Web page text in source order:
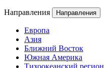
Направления Направления
Европа
Азия
Ближний Восток
Южная Америка